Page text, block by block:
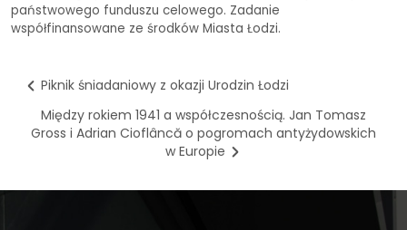
państwowego funduszu celowego. Zadanie
współfinansowane ze środków Miasta Łodzi.
Piknik śniadaniowy z okazji Urodzin Łodzi
Między rokiem 1941 a współczesnością. Jan Tomasz
Gross i Adrian Cioflâncă o pogromach antyżydowskich
w Europie